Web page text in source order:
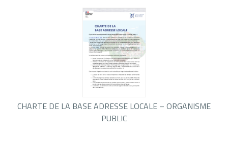
CHARTE DE LA BASE ADRESSE LOCALE – ORGANISME
PUBLIC